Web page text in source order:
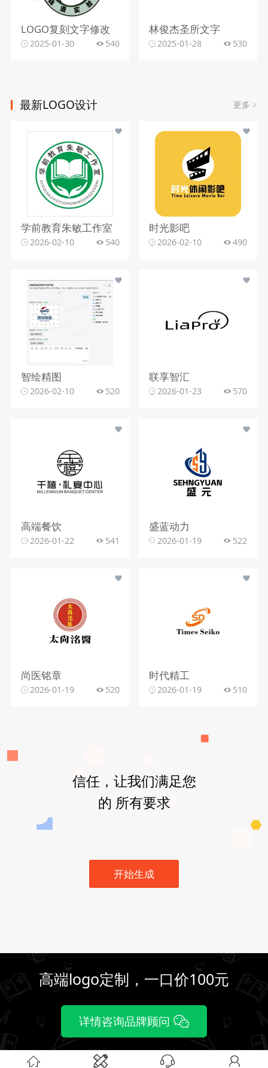
LOGO复刻文字修改
2025-01-30 540
林俊杰圣所文字
2025-01-28 530
最新LOGO设计 更多
学前教育朱敏工作室
2026-02-10 540
时光影吧
2026-02-10 490
智绘精图
2026-02-10 520
联享智汇
2026-01-23 570
高端餐饮
2026-01-22 541
盛蓝动力
2026-01-19 522
尚医铭章
2026-01-19 520
时代精工
2026-01-19 510
信任，让我们满足您
的 所有要求
开始生成
高端logo定制，一口价100元
详情咨询品牌顾问